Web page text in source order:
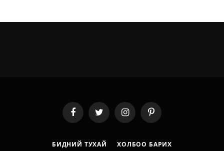
FacebookTwitter InstagramPinterest
БИДНИЙ ТУХАЙ ХОЛБОО БАРИХ